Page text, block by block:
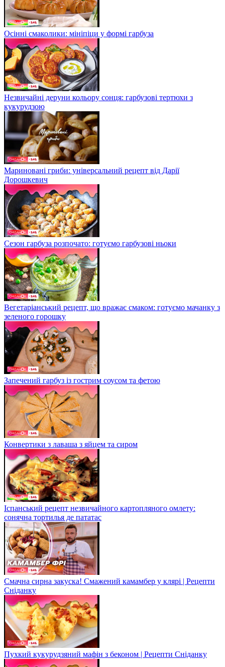
Осінні смаколики: мініпіци у формі гарбуза
Незвичайні деруни кольору сонця: гарбузові тертюхи з
кукурудзою
Мариновані гриби: універсальний рецепт від Дарії
Дорошкевич
Сезон гарбуза розпочато: готуємо гарбузові ньоки
Вегетаріанський рецепт, що вражає смаком: готуємо мачанку з
зеленого горошку
Запечений гарбуз із гострим соусом та фетою
Конвертики з лаваша з яйцем та сиром
Іспанський рецепт незвичайного картопляного омлету:
сонячна тортилья де пататас
Смачна сирна закуска! Смажений камамбер у клярі | Рецепти
Сніданку
Пухкий кукурудзяний мафін з беконом | Рецепти Сніданку